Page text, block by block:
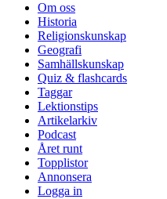
Om oss
Historia
Religionskunskap
Geografi
Samhällskunskap
Quiz & flashcards
Taggar
Lektionstips
Artikelarkiv
Podcast
Året runt
Topplistor
Annonsera
Logga in